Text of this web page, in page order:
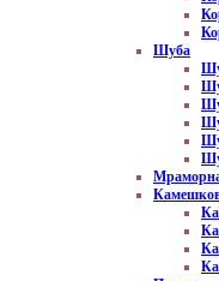
Шуба